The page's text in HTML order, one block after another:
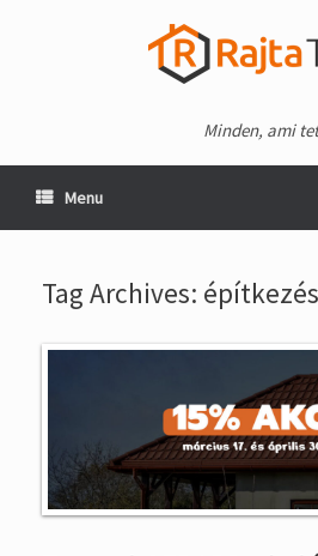
Minden, ami
Menu
Tag Archives: építkezés